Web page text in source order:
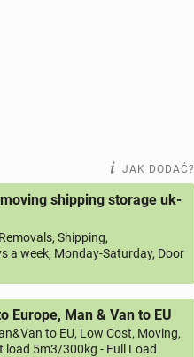
JAK DODAĆ?
shipping storage uk-
Shipping,
a week, Monday-Saturday, Door
Europe, Man & Van to EU
to EU, Low Cost, Moving,
load 5m3/300kg - Full Load